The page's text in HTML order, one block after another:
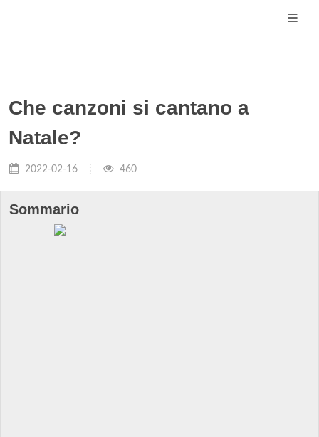
Che canzoni si cantano a
Natale?
2022-02-16 460
Sommario